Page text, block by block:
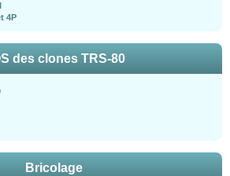
4P
des clones TRS-80
Bricolage